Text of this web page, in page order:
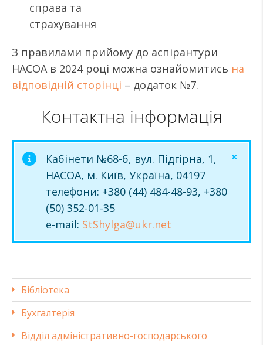
справа та
страхування
З правилами прийому до аспірантури
НАСОА в 2024 році можна ознайомитись на
відповідній сторінці – додаток №7.
Контактна інформація
Кабінети №68-б, вул. Підгірна, 1,
НАСОА, м. Київ, Україна, 04197
телефони: +380 (44) 484-48-93, +380
(50) 352-01-35
e-mail: StShylga@ukr.net
Бібліотека
Бухгалтерія
Відділ адміністративно-господарського